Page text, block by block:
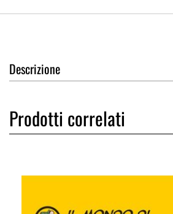
Descrizione
Prodotti correlati